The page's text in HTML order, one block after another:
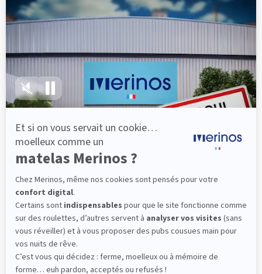
épaules, le dos et le bassin qui reposent sur ses
lattes, vous évitez les douleurs au petit matin.
501,00 €
Découvrir
Fabrication Française
101 nuits d'essai*